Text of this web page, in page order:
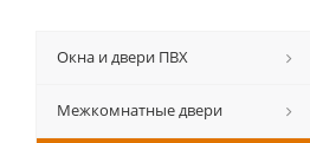
Окна и двери ПВХ
Межкомнатные двери